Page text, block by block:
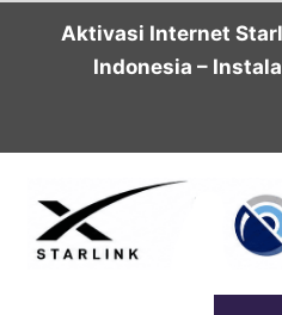
Aktivasi Internet
Indonesia –